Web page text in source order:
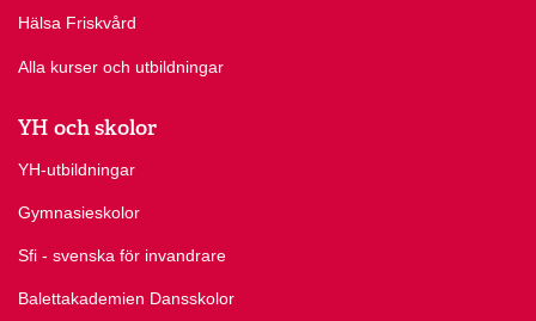
Hälsa Friskvård
Alla kurser och utbildningar
YH och skolor
YH-utbildningar
Gymnasieskolor
Sfi - svenska för invandrare
Balettakademien Dansskolor